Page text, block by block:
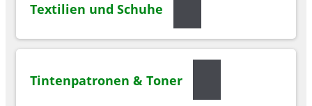
Textilien und Schuhe
Tintenpatronen & Toner